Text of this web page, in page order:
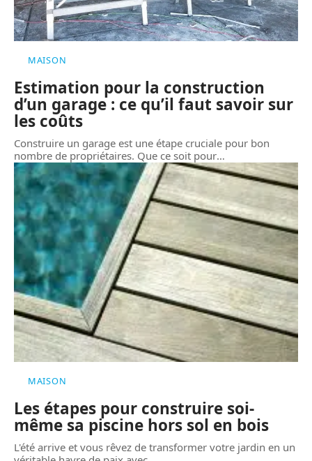
MAISON
Estimation pour la construction
d’un garage : ce qu’il faut savoir sur
les coûts
Construire un garage est une étape cruciale pour bon
nombre de propriétaires. Que ce soit pour…
MAISON
Les étapes pour construire soi-
même sa piscine hors sol en bois
L'été arrive et vous rêvez de transformer votre jardin en un